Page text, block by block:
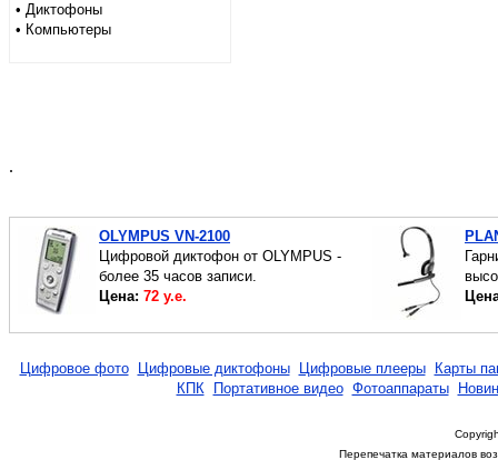
• Диктофоны
• Компьютеры
.
OLYMPUS VN-2100
Цифровой диктофон от OLYMPUS -
более 35 часов записи.
Цена: 72 у.е.
Цифровое фото Цифровые диктофоны Цифровые плееры
Карты
КПК
Портативное видео Фотоаппараты
Перепечатка материалов